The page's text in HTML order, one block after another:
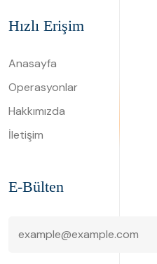
Hızlı Erişim
Anasayfa
Operasyonlar
Hakkımızda
İletişim
E-Bülten